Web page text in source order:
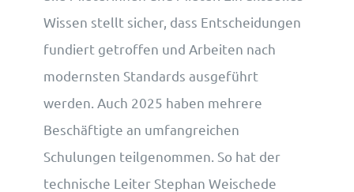
Wissen stellt sicher, dass Entscheidungen
fundiert getroffen und Arbeiten nach
modernsten Standards ausgeführt
werden. Auch 2025 haben mehrere
Beschäftigte an umfangreichen
Schulungen teilgenommen. So hat der
technische Leiter Stephan Weischede